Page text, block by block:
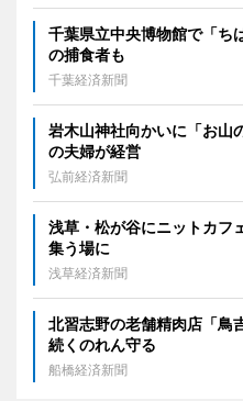
千葉県立中央博物館で「
の捕食者も
千葉経済新聞
岩木山神社向かいに「お
の夫婦が経営
弘前経済新聞
浅草・松が谷にニットカ
集う場に
浅草経済新聞
北習志野の老舗精肉店「
続くのれん守る
船橋経済新聞